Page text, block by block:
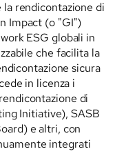
rendicontazione di
Impact (o "GI")
ESG globali in
che facilita la
sicura
in licenza i
di
Initiative), SASB
e altri, con
integrati